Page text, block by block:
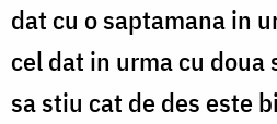
dat cu o saptamana in
cel dat in urma cu doua
sa stiu cat de des este